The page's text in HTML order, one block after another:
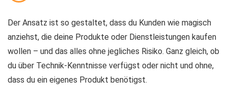
Der Ansatz ist so gestaltet, dass du Kunden wie magisch
anziehst, die deine Produkte oder Dienstleistungen kaufen
wollen – und das alles ohne jegliches Risiko. Ganz gleich, ob
du über Technik-Kenntnisse verfügst oder nicht und ohne,
dass du ein eigenes Produkt benötigst.